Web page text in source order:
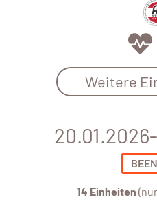
Weitere
14 Einheiten